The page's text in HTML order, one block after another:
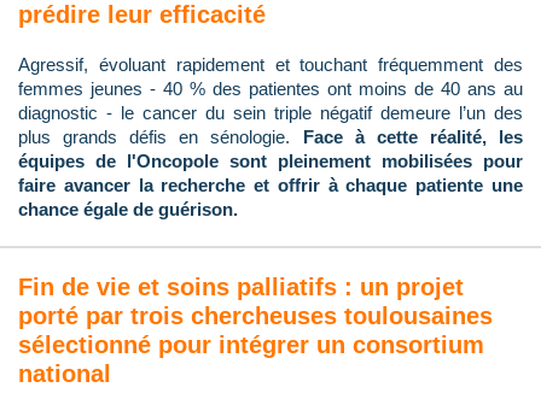
prédire leur efficacité
Agressif, évoluant rapidement et touchant fréquemment des
femmes jeunes - 40 % des patientes ont moins de 40 ans au
diagnostic - le cancer du sein triple négatif demeure l’un des
plus grands défis en sénologie. Face à cette réalité, les
équipes de l'Oncopole sont pleinement mobilisées pour
faire avancer la recherche et offrir à chaque patiente une
chance égale de guérison.
Fin de vie et soins palliatifs : un projet
porté par trois chercheuses toulousaines
sélectionné pour intégrer un consortium
national